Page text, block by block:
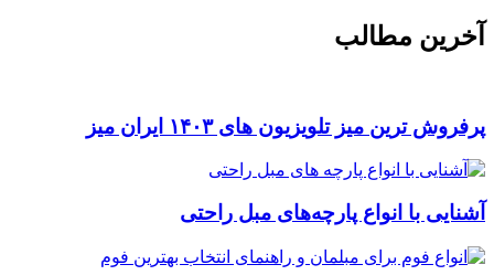
آخرین مطالب
پرفروش ترین میز تلویزیون های ۱۴۰۳ ایران میز
آشنایی با انواع پارچه‌های مبل راحتی